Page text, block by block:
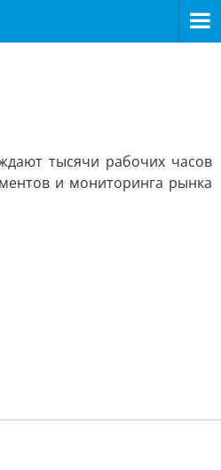
тысячи рабочих часов
и мониторинга рынка